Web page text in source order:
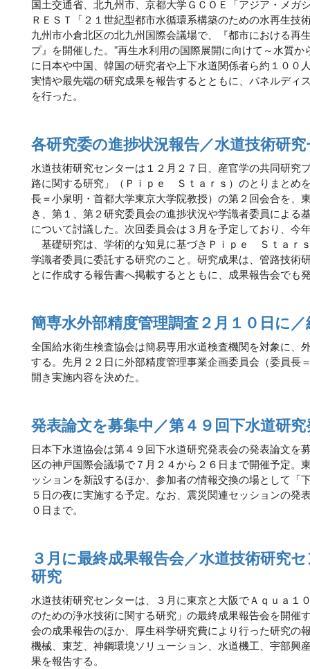
国土交通省、北九州市、京都大学ＧＣＯＥ「アジア・メガ
ＲＥＳＴ「２１世紀型都市水循環系構築のための水再生技
九州市小倉北区の北九州国際会議場で、『都市における再
プ』を開催した。”再生水利用の国際展開に向けて～水質
に日本や中国、韓国の研究者や上下水道関係者ら約１００
実情や最先端の研究成果を報告するとともに、パネルディ
を行った。
各研究委の進捗状況報告／水道技術研
水道技術研究センターは１２月２７日、産官学の共同研究
路に関する研究」（Ｐｉｐｅ Ｓｔａｒｓ）のとりまとめ
長＝小泉明・首都大学東京大学院教授）の第２回会合を、
き、第１、第２研究委員会の進捗状況や学識者委員による
について討議した。次回委員会は３月を予定しており、今
基礎研究は、学術的な知見に基づきＰｉｐｅ Ｓｔａｒ
学識者委員に委託する研究のこと。研究成果は、管路技術
とに作成する報告書へ掲載するとともに、成果報告会でも
簡専水外部精度管理調査２月１０日に
全国給水衛生検査協会は簡易専用水道検査機関を対象に、
する。先月２２日に外部精度管理事業企画委員会（委員長
開き実施内容を決めた。
発表論文を募集中／第４９回下水道研
日本下水道協会は第４９回下水道研究発表会の発表論文を
区の神戸国際会議場で７月２４から２６日まで開催予定。
ッションを新設するほか、参加者の情報交換の場として「
５日の夜に実施する予定。なお、震災関連セッションの発
０日まで。
３月に最終成果報告会／水道技術研究
研究
水道技術研究センターは、３月に東京と大阪でＡｑｕａ１
のための浄水技術に関する研究」の最終成果報告会を開催
会の成果報告のほか、厚生科学研究費により行った研究の
機械、東芝、神鋼環境ソリューション、水道機工、宇部興
果を報告する。